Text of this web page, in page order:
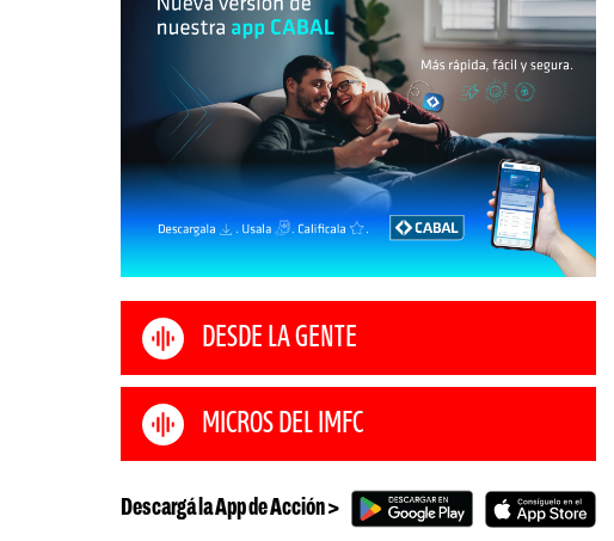
DESDE LA GENTE
MICROS DEL IMFC
Descargá la App de Acción >